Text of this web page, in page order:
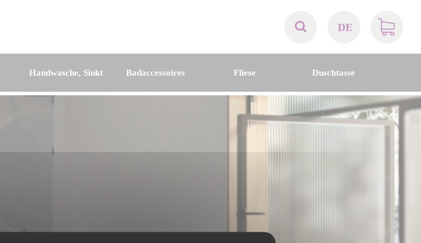
DE
BE
CH
Handwasche, Sinkt Badaccessoires Fliese Duschtasse